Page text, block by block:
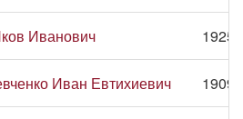
Иванович 1925
Иван Евтихиевич 1909